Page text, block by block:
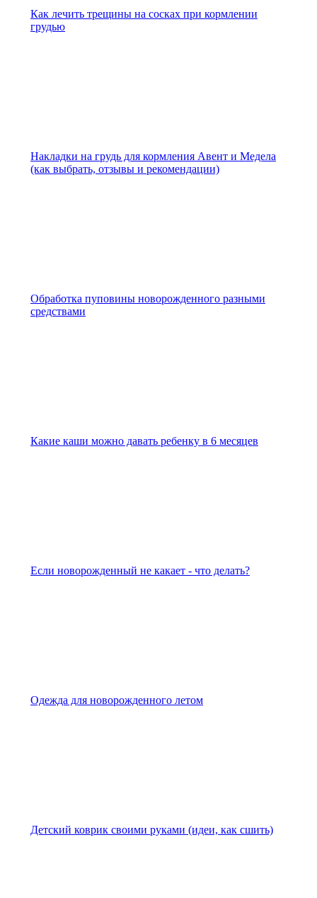
Как лечить трещины на сосках при кормлении
грудью
Накладки на грудь для кормления Авент и Медела
(как выбрать, отзывы и рекомендации)
Обработка пуповины новорожденного разными
средствами
Какие каши можно давать ребенку в 6 месяцев
Если новорожденный не какает - что делать?
Одежда для новорожденного летом
Детский коврик своими руками (идеи, как сшить)